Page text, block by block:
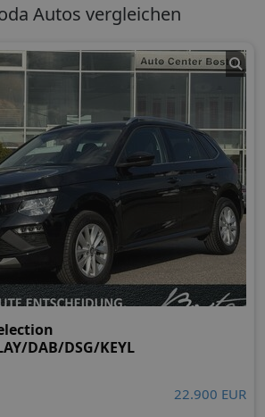
Autos vergleichen
DAB/DSG/KEYL
22.900 EUR